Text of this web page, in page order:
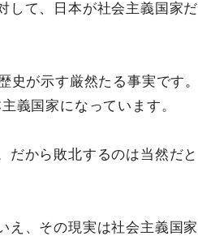
して、日本が社会主義国家だ
が示す厳然たる事実です。
義国家になっています。
だから敗北するのは当然だと
え、その現実は社会主義国家